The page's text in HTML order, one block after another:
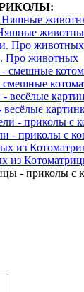
Про животных
смешные
- приколы с
из
- приколы с